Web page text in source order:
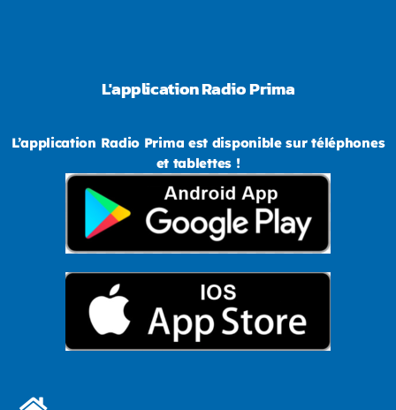
L'application Radio Prima
L’application Radio Prima est disponible sur téléphones
et tablettes !